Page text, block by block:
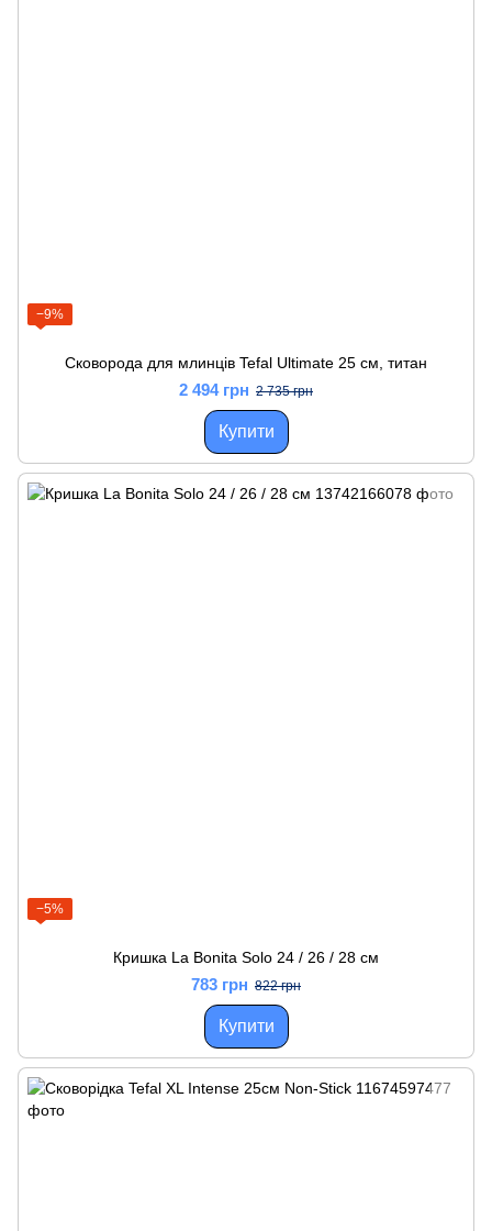
−9%
Сковорода для млинців Tefal Ultimate 25 см, титан
2 494 грн 2 735 грн
Купити
−5%
Кришка La Bonita Solo 24 / 26 / 28 см
783 грн 822 грн
Купити